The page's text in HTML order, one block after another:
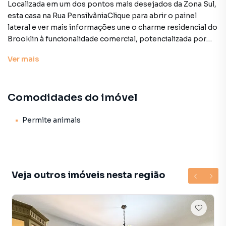
Localizada em um dos pontos mais desejados da Zona Sul,
esta casa na Rua PensilvâniaClique para abrir o painel
lateral e ver mais informações une o charme residencial do
Brooklin à funcionalidade comercial, potencializada por
a dia e a atração de clientes:
Conectividade: A poucos minutos da estação Campo Belo
Eixos Viários: Acesso imediato e descomplicado às
avenidas Santo Amaro e Engenheiro Luís Carlos Berrini,
empresariais da cidade.
Ver mais
Comodidades do imóvel
Permite animais
Veja outros imóveis nesta região